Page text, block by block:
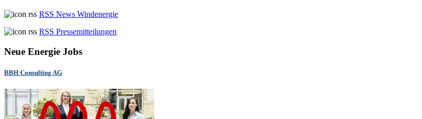
RSS News Windenergie
RSS Pressemitteilungen
Neue Energie Jobs
BBH Consulting AG